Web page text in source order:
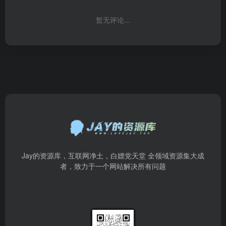
暂无评论...
Jay的资源库，互联网净土，白嫖党天堂 全领域资源集大成
者，致力于一个网站解决所有问题